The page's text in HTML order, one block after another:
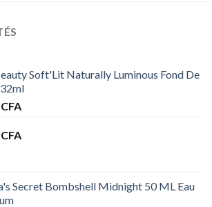
Soft'Lit Naturally Luminous Fond De
CFA
CFA
Secret Bombshell Midnight 50 ML Eau